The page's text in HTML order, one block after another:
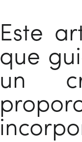
Este
que
un